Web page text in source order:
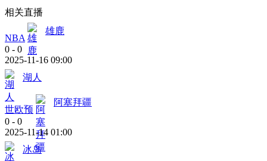
相关直播
NBA
雄鹿
0 - 0
2025-11-16 09:00
湖人
世欧预
阿塞拜疆
0 - 0
2025-11-14 01:00
冰岛